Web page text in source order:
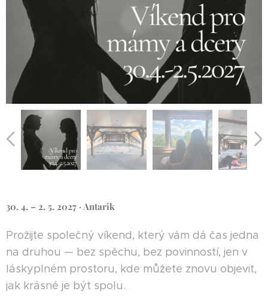
30. 4. – 2. 5. 2027 · Antarik
Prožijte společný víkend, který vám dá čas jedna
na druhou — bez spěchu, bez povinností, jen v
láskyplném prostoru, kde můžete znovu objevit,
jak krásné je být spolu.